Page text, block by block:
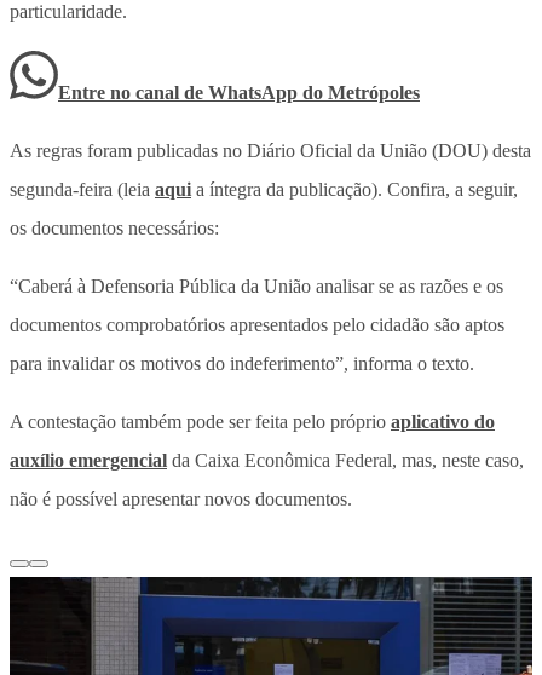
particularidade.
Entre no canal de WhatsApp do Metrópoles
As regras foram publicadas no Diário Oficial da União (DOU) desta
segunda-feira (leia aqui a íntegra da publicação). Confira, a seguir,
os documentos necessários:
“Caberá à Defensoria Pública da União analisar se as razões e os
documentos comprobatórios apresentados pelo cidadão são aptos
para invalidar os motivos do indeferimento”, informa o texto.
A contestação também pode ser feita pelo próprio aplicativo do
auxílio emergencial da Caixa Econômica Federal, mas, neste caso,
não é possível apresentar novos documentos.